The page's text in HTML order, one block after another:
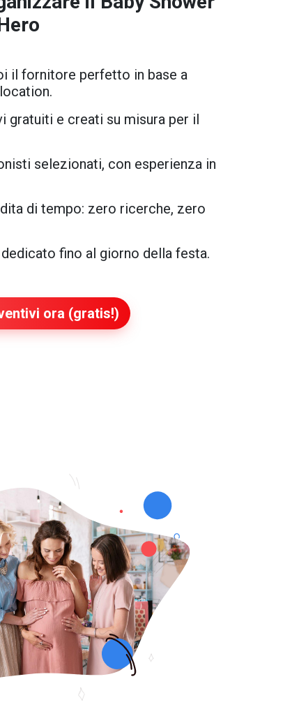
il fornitore perfetto in base a
gratuiti e creati su misura per il
selezionati, con esperienza in
di tempo: zero ricerche, zero
fino al giorno della festa.
ora (gratis!)